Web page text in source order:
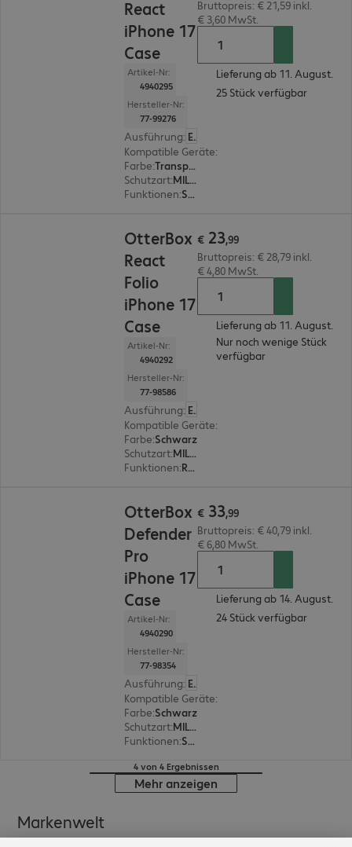
React
iPhone 17
Case
Artikel-Nr:
4940295
Hersteller-Nr:
77-99276
Ausführung:
Europäisch
Kompatible Geräte:
Farbe:
Transparent
Schutzart:
MIL-STD 810G
Funktionen: Schutz der Smartphone Rückseite
Bruttopreis: € 21,59 inkl.
€ 3,60 MwSt.
Lieferung ab 11. August.
25 Stück verfügbar
OtterBox
React
Folio
iPhone 17
Case
Artikel-Nr:
4940292
Hersteller-Nr:
77-98586
Ausführung:
Europäisch
Kompatible Geräte:
Farbe:Schwarz
Schutzart:
MIL-STD 810G
Funktionen: Rundumschutz
€ 23,99
Bruttopreis: € 28,79 inkl.
€ 4,80 MwSt.
Lieferung ab 11. August.
Nur noch wenige Stück
verfügbar
OtterBox
Defender
Pro
iPhone 17
Case
Artikel-Nr:
4940290
Hersteller-Nr:
77-98354
Ausführung:
Europäisch
Kompatible Geräte:
Farbe:Schwarz
Schutzart:
MIL-STD 810G
Funktionen: Schutz der Smartphone Rückseite
€ 33,99
Bruttopreis: € 40,79 inkl.
€ 6,80 MwSt.
Lieferung ab 14. August.
24 Stück verfügbar
4 von 4 Ergebnissen
Mehr anzeigen
Markenwelt